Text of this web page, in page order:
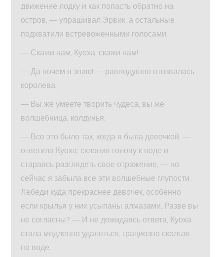
движение лодку и как попасть обратно на
остров, — упрашивал Эрвик, а остальные
подхватили встревоженными голосами:
— Скажи нам, Куоха, скажи нам!
— Да почем я знаю! — равнодушно отозвалась
королева.
— Вы же умеете творить чудеса, вы же
волшебница, колдунья.
— Все это было так, когда я была девочкой, —
ответила Куоха, склонив голову к воде и
стараясь разглядеть свое отражение, — но
сейчас я забыла все эти волшебные глупости.
Лебеди куда прекраснее девочек, особенно
если крылья у них усыпаны алмазами. Разве вы
не согласны? — И не дожидаясь ответа, Куоха
стала медленно удаляться, грациозно скользя
по воде.